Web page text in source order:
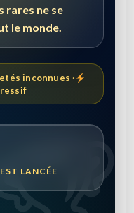
rares ne se
le monde.
inconnues ·
LANCÉE